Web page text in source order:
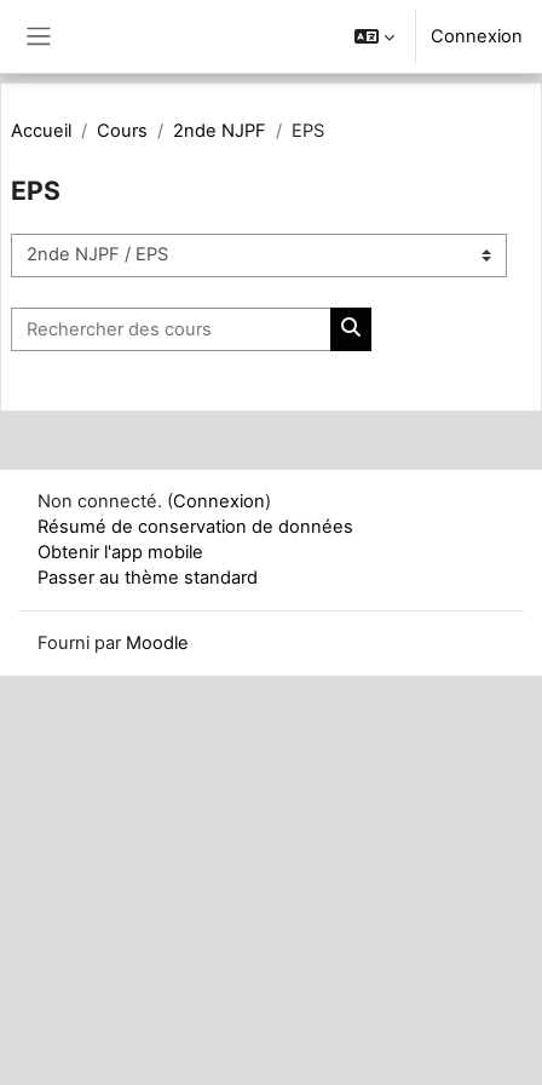
Connexion
Accueil Cours 2nde NJPF EPS
EPS
Catégories de cours
Rechercher des cours
Rechercher des cours
Non connecté. (Connexion)
Résumé de conservation de données
Obtenir l'app mobile
Passer au thème standard
Fourni par Moodle